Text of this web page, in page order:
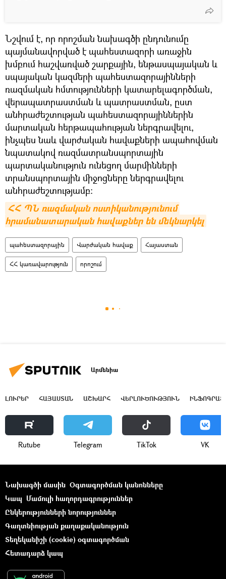
Նշվում է, որ որոշման նախագծի ընդունումը
պայմանավորված է պահեստազորի առաջին
խմբում հաշվառված շարքային, ենթասպայական և
սպայական կազմերի պահեստազորայինների
ռազմական հմտությունների կատարելագործման,
վերապատրաստման և պատրաստման, ըստ
անհրաժեշտության պահեստազորայիններին
մարտական հերթապահության ներգրավելու,
ինչպես նաև վարժական հավաքների ապահովման
նպատակով ռազմատրանսպորտային
պարտականություն ունեցող մարմինների
տրանսպորտային միջոցները ներգրավելու
անհրաժեշտությամբ:
ՀՀ ՊՆ ռազմական ոստիկանությունում
հրամանատարական հավաքներ են մեկնարկել
պահեստազորային Վարժական հավաք Հայաստան
ՀՀ կառավարություն որոշում
Արմենիա
ԼՈՒՐԵՐ ՀԱՅԱՍՏԱՆ ԱՇԽԱՐՀ ՎԵՐԼՈՒԾՈՒԹՅՈՒՆ
Rutube Telegram ТikТоk VK
Նախագծի մասին Օգտագործման կանոնները
Կապ Մամուլի հաղորդագրություններ
Ընկերությունների նորություններ
Գաղտնիության քաղաքականություն
Տեղեկանիշի (cookie) օգտագործման
Հետադարձ կապ